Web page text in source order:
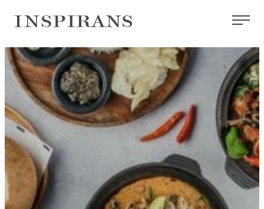
suoraan
Inspirans